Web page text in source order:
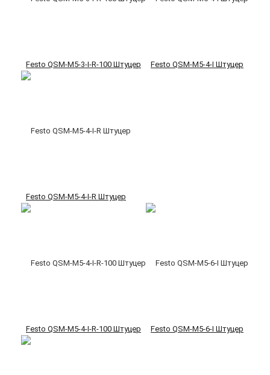
Festo QSM-M5-3-I-R-100 Штуцер Festo QSM-M5-4-I Штуцер
Festo QSM-M5-4-I-R Штуцер
Festo QSM-M5-4-I-R-100 Штуцер Festo QSM-M5-6-I Штуцер